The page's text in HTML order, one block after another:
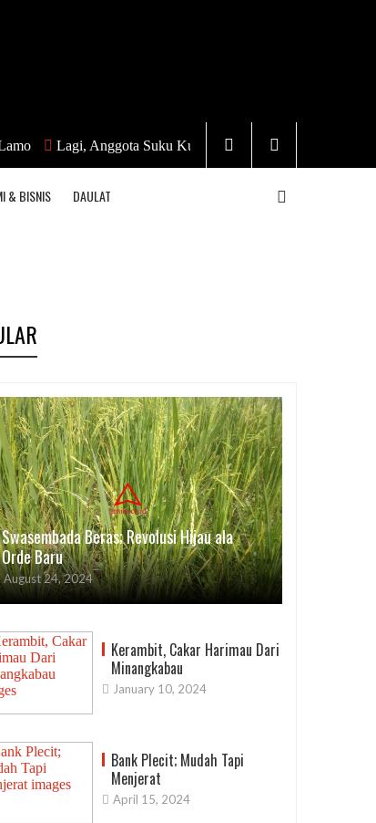
Anggota Suku Kubu Diduga Terlibat TPPO
& BISNIS DAULAT
Swasembada Beras; Revolusi Hijau ala
Orde Baru
August 24, 2024
Kerambit, Cakar Harimau Dari
Minangkabau
January 10, 2024
Bank Plecit; Mudah Tapi
Menjerat
April 15, 2024